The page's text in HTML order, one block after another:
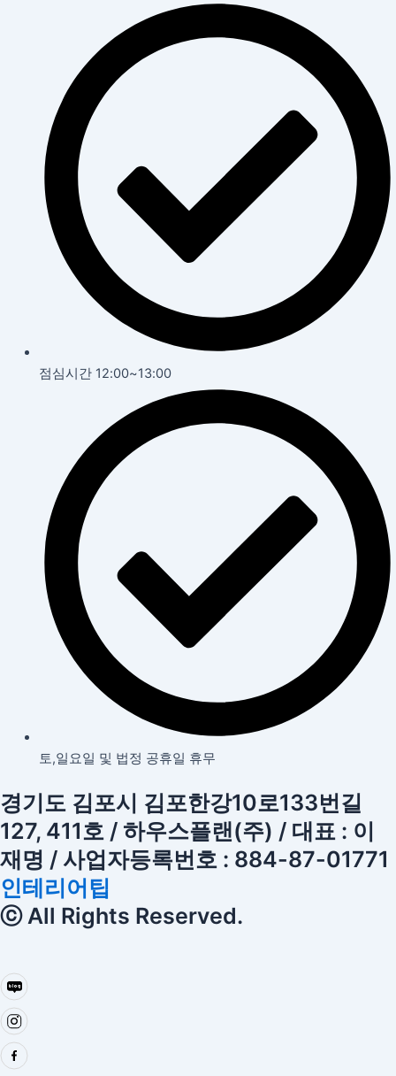
점심시간 12:00~13:00
토,일요일 및 법정 공휴일 휴무
경기도 김포시 김포한강10로133번길
127, 411호 / 하우스플랜(주) / 대표 : 이
재명 / 사업자등록번호 : 884-87-01771
인테리어팁
ⓒ All Rights Reserved.